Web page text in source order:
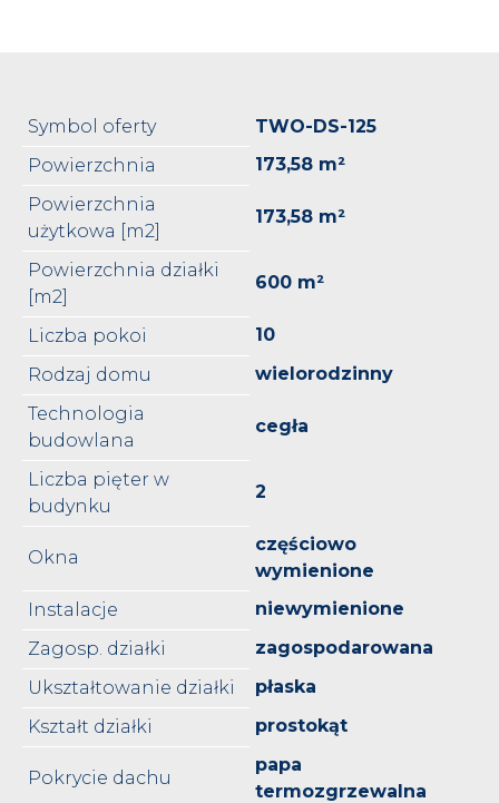
Symbol oferty
TWO-DS-125
Powierzchnia
173,58 m²
Powierzchnia
użytkowa [m2]
173,58 m²
Powierzchnia działki
[m2]
600 m²
Liczba pokoi
10
Rodzaj domu
wielorodzinny
Technologia
budowlana
cegła
Liczba pięter w
budynku
2
Okna
częściowo
wymienione
Instalacje
niewymienione
Zagosp. działki
zagospodarowana
Ukształtowanie działki
płaska
Kształt działki
prostokąt
Pokrycie dachu
papa
termozgrzewalna